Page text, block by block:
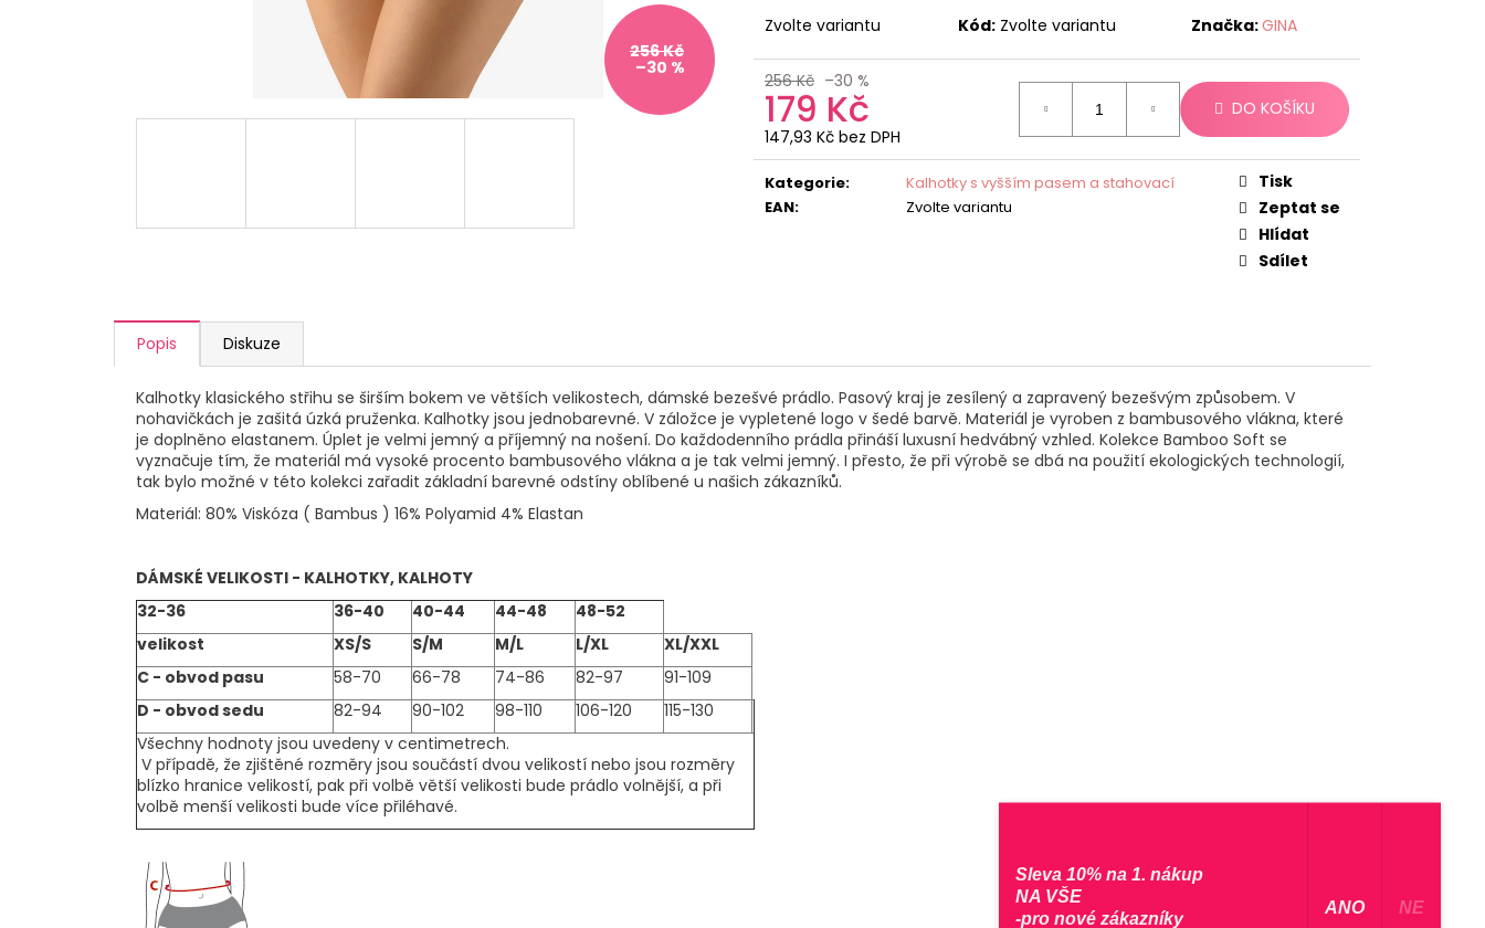
Zvolte variantu Kód: Zvolte variantu Značka:GINA
256 Kč –30 %
179 Kč
147,93 Kč bez DPH
Měrná
cena:
DO KOŠÍKU
Kategorie:
Kalhotky s vyšším pasem a stahovací
EAN: Zvolte variantu
Tisk
Zeptat se
Hlídat
Sdílet
256 Kč
–30 %
Popis Diskuze
Kalhotky klasického střihu se širším bokem ve větších velikostech, dámské bezešvé prádlo. Pasový kraj je zesílený a zapravený bezešvým způsobem. V
nohavičkách je zašitá úzká pruženka. Kalhotky jsou jednobarevné. V záložce je vypletené logo v šedé barvě. Materiál je vyroben z bambusového vlákna, které
je doplněno elastanem. Úplet je velmi jemný a příjemný na nošení. Do každodenního prádla přináší luxusní hedvábný vzhled. Kolekce Bamboo Soft se
vyznačuje tím, že materiál má vysoké procento bambusového vlákna a je tak velmi jemný. I přesto, že při výrobě se dbá na použití ekologických technologií,
tak bylo možné v této kolekci zařadit základní barevné odstíny oblíbené u našich zákazníků.
Materiál: 80% Viskóza ( Bambus ) 16% Polyamid 4% Elastan
DÁMSKÉ VELIKOSTI - KALHOTKY, KALHOTY
32-36
36-40 40-44 44-48
48-52
velikost
XS/S S/M M/L L/XL
XL/XXL
C - obvod pasu
58-70 66-78 74-86 82-97
91-109
D - obvod sedu
82-94 90-102 98-110 106-120
115-130
Všechny hodnoty jsou uvedeny v centimetrech.
V případě, že zjištěné rozměry jsou součástí dvou velikostí nebo jsou rozměry
blízko hranice velikostí, pak při volbě větší velikosti bude prádlo volnější, a při
volbě menší velikosti bude více přiléhavé.
Sleva 10% na 1. nákup
NA VŠE
-pro nové zákazníky
​ ANO ​ NE